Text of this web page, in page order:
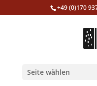
+49 (0)170
Seite wählen